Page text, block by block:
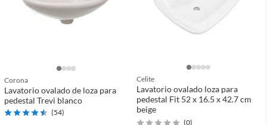
Corona
Lavatorio ovalado de loza para
pedestal Trevi blanco
(54)
Celite
Lavatorio ovalado loza para
pedestal Fit 52 x 16.5 x 42.7 cm
beige
(0)